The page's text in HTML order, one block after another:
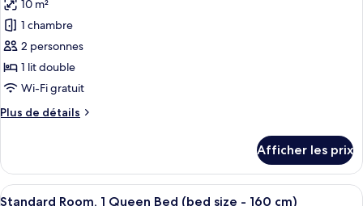
(beds
size
-
100
cm)
Beds
(beds
size
-
100
cm)
les
photos
pour
ce
type
chambre :
pas
de
10 m²
1 chambre
2 personnes
1 lit double
Wi-Fi gratuit
Plus de détails
Plus
Chambre
double,
pas
Afficher les prix
Afficher
Une chambre d’hôtel moderne avec
6
Standard Room, 1 Queen Bed (bed size - 160 cm)